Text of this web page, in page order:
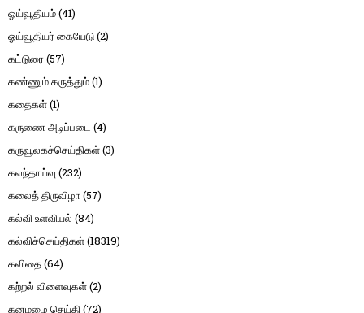
ஓய்வூதியம்(41)
ஓய்வூதியர் கையேடு(2)
கட்டுரை (57)
கண்ணும் கருத்தும்(1)
கதைகள்(1)
கருணை அடிப்படை (4)
கருவூலகச்செய்திகள்(3)
கலந்தாய்வு (232)
கலைத் திருவிழா (57)
கல்வி உளவியல் (84)
கல்விச்செய்திகள்(18319)
கவிதை(64)
கற்றல் விளைவுகள்(2)
கனமழை செய்தி(72)